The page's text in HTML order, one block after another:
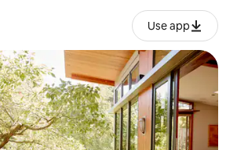
Use app